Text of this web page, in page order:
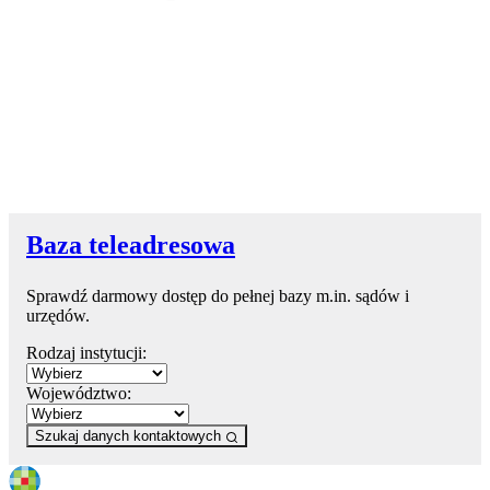
Baza teleadresowa
Sprawdź darmowy dostęp do pełnej bazy m.in. sądów i
urzędów.
Rodzaj instytucji:
Województwo:
Szukaj danych kontaktowych